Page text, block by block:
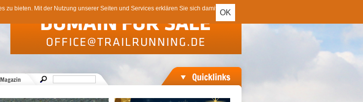
OK
bieten. Mit der Nutzung unserer Seiten und Services erklären Sie sich damit